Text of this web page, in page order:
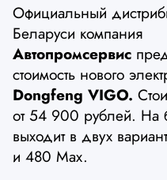
Официальный
Беларуси компания
Автопромсервис
стоимость нового
Dongfeng VIGO.
от 54 900 рублей. На
выходит в двух
и 480 Max.